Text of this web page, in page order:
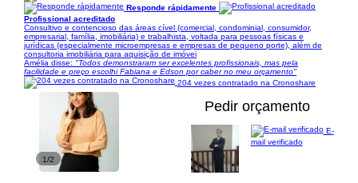
Responde rápidamente
Profissional acreditado
Consultivo e contencioso das áreas cível (comercial, condominial, consumidor,
empresarial, família, imobiliária) e trabalhista, voltada para pessoas físicas e
jurídicas (especialmente microempresas e empresas de pequeno porte), além de
consultoria imobiliária para aquisição de imóvei
Amélia disse: "Todos demonstraram ser excelentes profissionais, mas pela
facilidade e preço escolhi Fabiana e Edson por caber no meu orçamento"
204 vezes contratado na Cronoshare
1/2
Pedir orçamento
E-
mail verificado